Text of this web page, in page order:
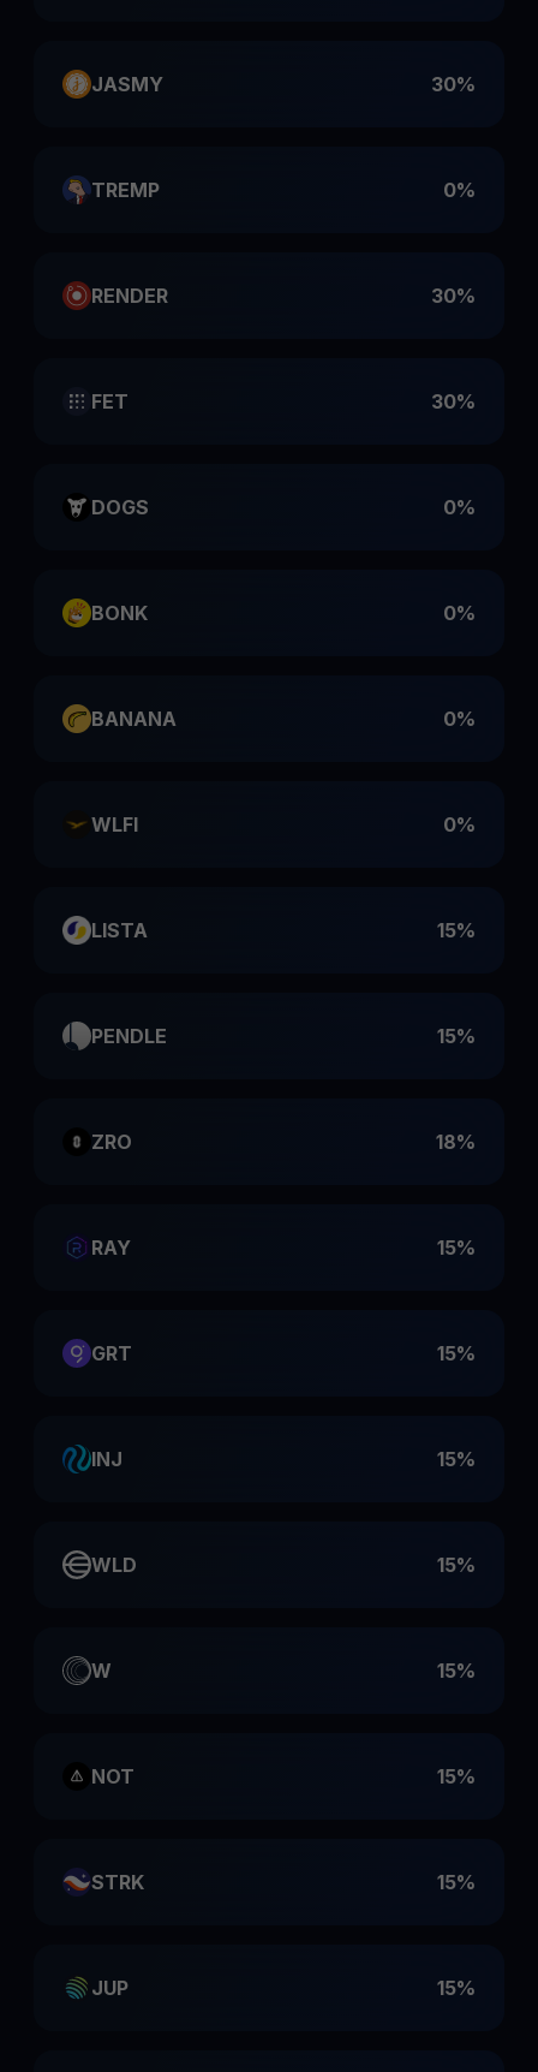
JASMY 30%
TREMP 0%
RENDER 30%
FET 30%
DOGS 0%
BONK 0%
BANANA 0%
WLFI 0%
LISTA 15%
PENDLE 15%
ZRO 18%
RAY 15%
GRT 15%
INJ 15%
WLD 15%
W 15%
NOT 15%
STRK 15%
JUP 15%